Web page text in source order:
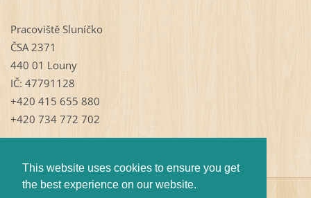
This website uses cookies to ensure you get
the best experience on our website.
Pracoviště Sluníčko
ČSA 2371
440 01 Louny
IČ: 47791128
+420 415 655 880
+420 734 772 702